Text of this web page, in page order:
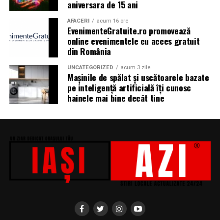
Athénée Palace, alka, Secom.
Abonamentele pot fi achizitionate de pe summerwell.ro,
la pretul de 513 lei + taxe. De asemenea, sunt disponibile
si bilete de o zi la pretul de 351 lei + taxe pentru vineri si
sambata, iar pentru duminica costul biletului este de
426 lei + taxe.
aniversara de 15 ani
AFACERI acum 16 ore
EvenimenteGratuite.ro promovează
online evenimentele cu acces gratuit
din România
UNCATEGORIZED acum 3 zile
Mașinile de spălat și uscătoarele bazate
pe inteligență artificială îți cunosc
hainele mai bine decât tine